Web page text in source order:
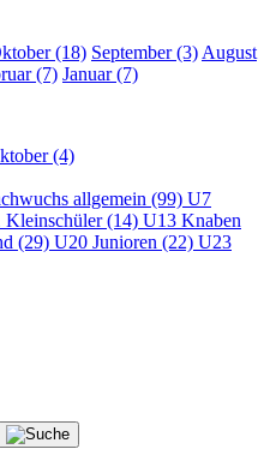
(18) September (3) August
(7) Januar (7)
(4)
allgemein (99) U7
Kleinschüler (14) U13 Knaben
(29) U20 Junioren (22) U23